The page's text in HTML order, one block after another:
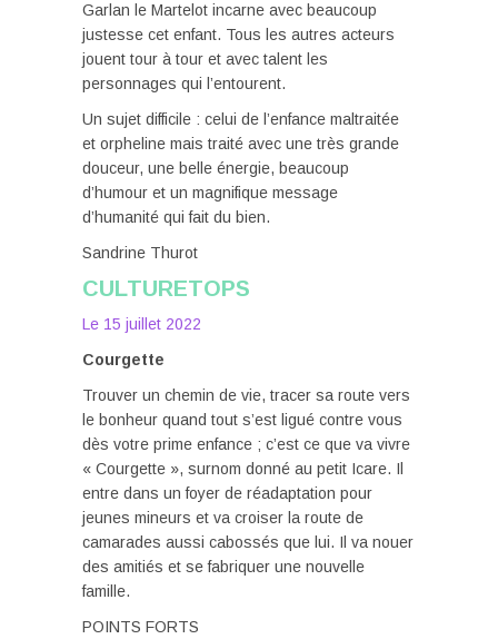
Garlan le Martelot incarne avec beaucoup
justesse cet enfant. Tous les autres acteurs
jouent tour à tour et avec talent les
personnages qui l’entourent.
Un sujet difficile : celui de l’enfance maltraitée
et orpheline mais traité avec une très grande
douceur, une belle énergie, beaucoup
d’humour et un magnifique message
d’humanité qui fait du bien.
Sandrine Thurot
CULTURETOPS
Le 15 juillet 2022
Courgette
Trouver un chemin de vie, tracer sa route vers
le bonheur quand tout s’est ligué contre vous
dès votre prime enfance ; c’est ce que va vivre
« Courgette », surnom donné au petit Icare. Il
entre dans un foyer de réadaptation pour
jeunes mineurs et va croiser la route de
camarades aussi cabossés que lui. Il va nouer
des amitiés et se fabriquer une nouvelle
famille.
POINTS FORTS